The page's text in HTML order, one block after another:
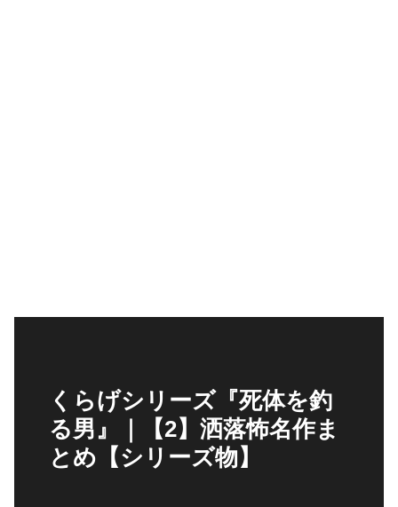
くらげシリーズ『死体を釣
る男』｜【2】洒落怖名作ま
とめ【シリーズ物】